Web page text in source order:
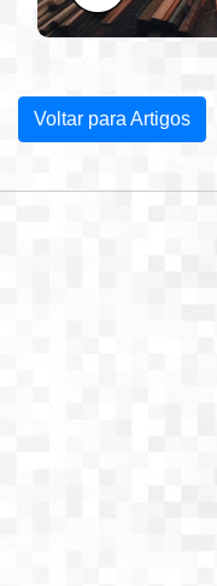
Voltar para Artigos